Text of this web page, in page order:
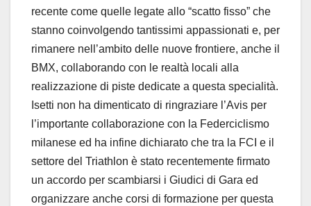
recente come quelle legate allo “scatto fisso” che
stanno coinvolgendo tantissimi appassionati e, per
rimanere nell’ambito delle nuove frontiere, anche il
BMX, collaborando con le realtà locali alla
realizzazione di piste dedicate a questa specialità.
Isetti non ha dimenticato di ringraziare l’Avis per
l’importante collaborazione con la Federciclismo
milanese ed ha infine dichiarato che tra la FCI e il
settore del Triathlon è stato recentemente firmato
un accordo per scambiarsi i Giudici di Gara ed
organizzare anche corsi di formazione per questa